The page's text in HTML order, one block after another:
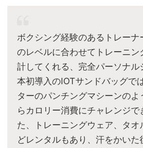
ボクシング経験のあるトレーナ
のレベルに合わせてトレーニン
計してくれる、完全パーソナル
本初導入のIOTサンドバッグで
ターのパンチングマシーンのよ
らカロリー消費にチャレンジで
た、トレーニングウェア、タオ
どレンタルもあり、汗をかいた